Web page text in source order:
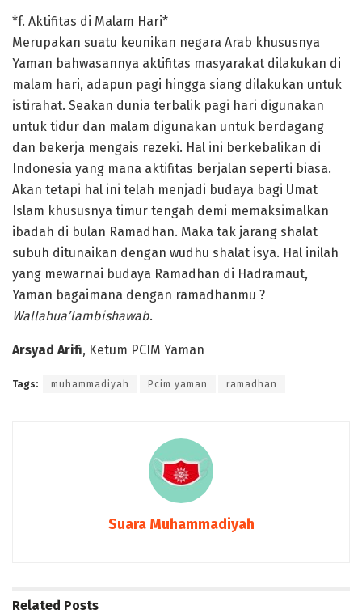
*f. Aktifitas di Malam Hari*
Merupakan suatu keunikan negara Arab khususnya
Yaman bahwasannya aktifitas masyarakat dilakukan di
malam hari, adapun pagi hingga siang dilakukan untuk
istirahat. Seakan dunia terbalik pagi hari digunakan
untuk tidur dan malam digunakan untuk berdagang
dan bekerja mengais rezeki. Hal ini berkebalikan di
Indonesia yang mana aktifitas berjalan seperti biasa.
Akan tetapi hal ini telah menjadi budaya bagi Umat
Islam khususnya timur tengah demi memaksimalkan
ibadah di bulan Ramadhan. Maka tak jarang shalat
subuh ditunaikan dengan wudhu shalat isya. Hal inilah
yang mewarnai budaya Ramadhan di Hadramaut,
Yaman bagaimana dengan ramadhanmu ?
Wallahua’lambishawab.
Arsyad Arifi, Ketum PCIM Yaman
Tags: muhammadiyah Pcim yaman ramadhan
Suara Muhammadiyah
Related Posts